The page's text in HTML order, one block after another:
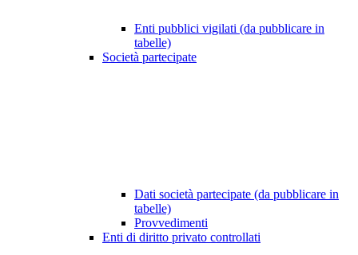
Enti pubblici vigilati (da pubblicare in
tabelle)
Società partecipate
Dati società partecipate (da pubblicare in
tabelle)
Provvedimenti
Enti di diritto privato controllati